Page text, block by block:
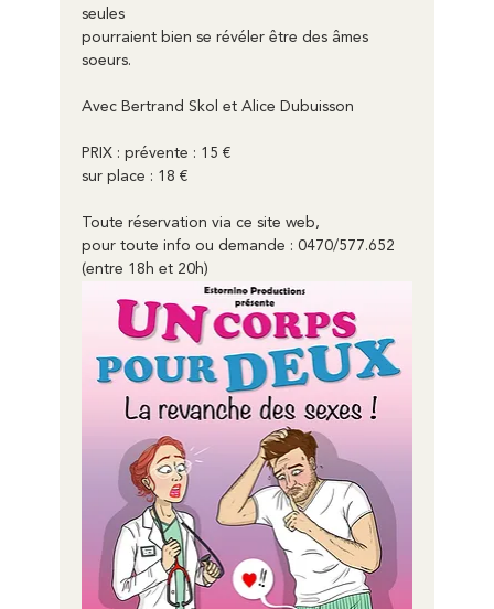
seules
pourraient bien se révéler être des âmes
soeurs.
Avec Bertrand Skol et Alice Dubuisson
PRIX : prévente : 15 €
sur place : 18 €
Toute réservation via ce site web,
pour toute info ou demande : 0470/577.652
(entre 18h et 20h)